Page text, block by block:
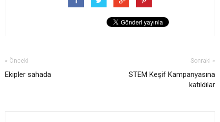
« Önceki
Ekipler sahada
Sonraki »
STEM Keşif Kampanyasına
katıldılar